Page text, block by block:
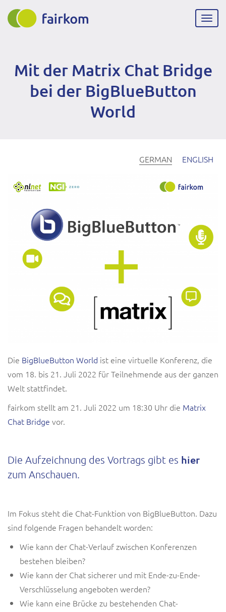
Direkt
zum
Mit der Matrix Chat Bridge
bei der BigBlueButton
World
GERMAN ENGLISH
Die BigBlueButton World ist eine virtuelle Konferenz, die
vom 18. bis 21. Juli 2022 für Teilnehmende aus der ganzen
Welt stattfindet.
fairkom stellt am 21. Juli 2022 um 18:30 Uhr die Matrix
Chat Bridge vor.
Die Aufzeichnung des Vortrags gibt es hier
zum Anschauen.
Im Fokus steht die Chat-Funktion von BigBlueButton. Dazu
sind folgende Fragen behandelt worden:
Wie kann der Chat-Verlauf zwischen Konferenzen
bestehen bleiben?
Wie kann der Chat sicherer und mit Ende-zu-Ende-
Verschlüsselung angeboten werden?
Wie kann eine Brücke zu bestehenden Chat-